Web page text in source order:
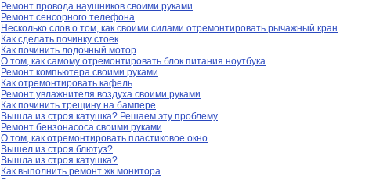
Ремонт провода наушников своими руками
Ремонт сенсорного телефона
Несколько слов о том, как своими силами отремонтировать рычажный кран
Как сделать починку стоек
Как починить лодочный мотор
О том, как самому отремонтировать блок питания ноутбука
Ремонт компьютера своими руками
Как отремонтировать кафель
Ремонт увлажнителя воздуха своими руками
Как починить трещину на бампере
Вышла из строя катушка? Решаем эту проблему
Ремонт бензонасоса своими руками
О том, как отремонтировать пластиковое окно
Вышел из строя блютуз?
Вышла из строя катушка?
Как выполнить ремонт жк монитора